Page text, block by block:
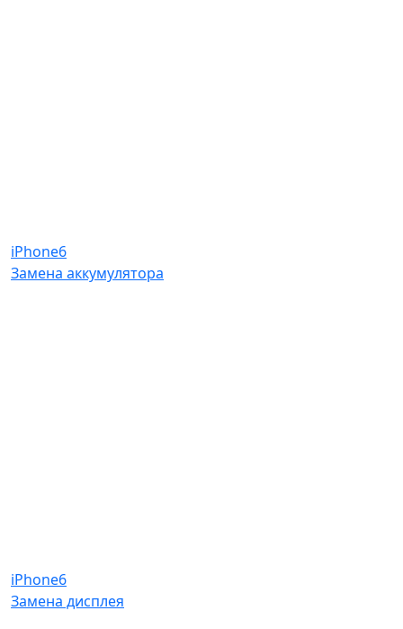
iPhone6
Замена аккумулятора
iPhone6
Замена дисплея